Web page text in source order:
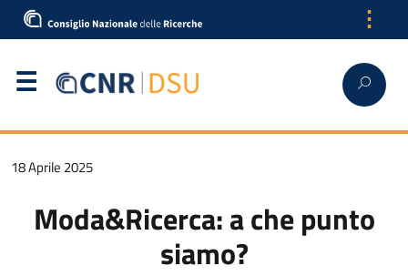
⋮
18 Aprile 2025
Moda&Ricerca: a che punto
siamo?